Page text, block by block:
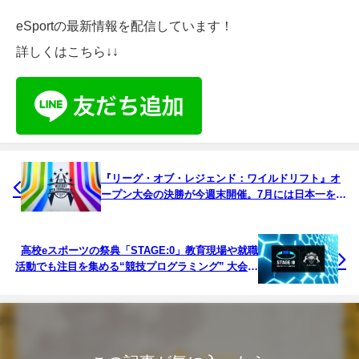
eSportの最新情報を配信しています！
詳しくはこちら↓↓
『リーグ・オブ・レジェンド：ワイルドリフト』オ
ープン大会の決勝が今週末開催。7月には日本一を決
高校eスポーツの祭典「STAGE:0」教育現場や就職
活動でも注目を集める“競技プログラミング” 大会を